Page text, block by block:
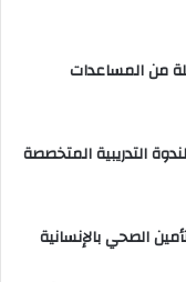
من المساعدات
التدريبية المتخصصة
الصحي بالإنسانية